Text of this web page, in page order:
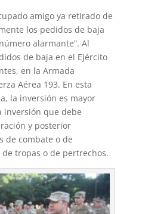
amigo ya retirado de
los pedidos de baja
alarmante”. Al
de baja en el Ejército
en la Armada
Aérea 193. En esta
la inversión es mayor
inversión que debe
y posterior
de combate o de
tropas o de pertrechos.